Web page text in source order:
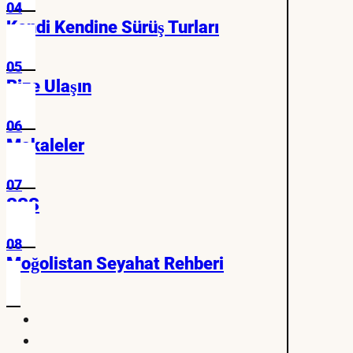
04
Kendi Kendine Sürüş Turları
05
Bize Ulaşın
06
Makaleler
07
SSS
08
Moğolistan Seyahat Rehberi